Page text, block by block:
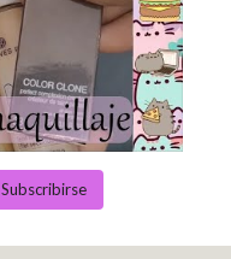
Subscribirse